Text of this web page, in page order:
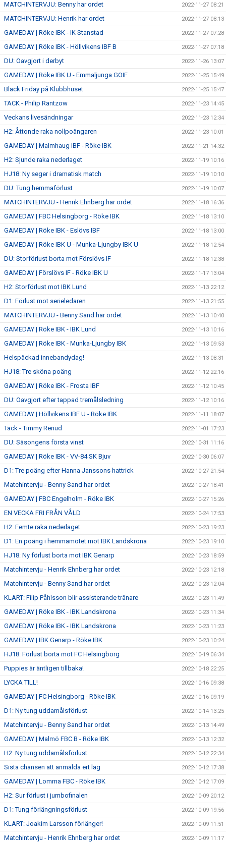
MATCHINTERVJU: Benny har ordet 2022-11-27 08:21
MATCHINTERVJU: Henrik har ordet 2022-11-27 08:13
GAMEDAY | Röke IBK - IK Stanstad 2022-11-27 07:28
GAMEDAY | Röke IBK - Höllvikens IBF B 2022-11-27 07:18
DU: Oavgjort i derbyt 2022-11-26 13:07
GAMEDAY | Röke IBK U - Emmaljunga GOIF 2022-11-25 15:49
Black Friday på Klubbhuset 2022-11-25 15:47
TACK - Philip Rantzow 2022-11-23 14:45
Veckans livesändningar 2022-11-23 12:34
H2: Åttonde raka nollpoängaren 2022-11-23 10:01
GAMEDAY | Malmhaug IBF - Röke IBK 2022-11-21 14:32
H2: Sjunde raka nederlaget 2022-11-19 10:16
HJ18: Ny seger i dramatisk match 2022-11-19 10:10
DU: Tung hemmaförlust 2022-11-19 10:07
MATCHINTERVJU - Henrik Ehnberg har ordet 2022-11-18 16:36
GAMEDAY | FBC Helsingborg - Röke IBK 2022-11-18 13:10
GAMEDAY | Röke IBK - Eslövs IBF 2022-11-18 13:00
GAMEDAY | Röke IBK U - Munka-Ljungby IBK U 2022-11-18 12:54
DU: Storförlust borta mot Förslövs IF 2022-11-18 12:38
GAMEDAY | Förslövs IF - Röke IBK U 2022-11-17 13:04
H2: Storförlust mot IBK Lund 2022-11-13 22:12
D1: Förlust mot serieledaren 2022-11-13 21:55
MATCHINTERVJU - Benny Sand har ordet 2022-11-13 10:40
GAMEDAY | Röke IBK - IBK Lund 2022-11-13 10:16
GAMEDAY | Röke IBK - Munka-Ljungby IBK 2022-11-13 09:53
Helspäckad innebandydag! 2022-11-13 08:31
HJ18: Tre sköna poäng 2022-11-12 22:16
GAMEDAY | Röke IBK - Frosta IBF 2022-11-12 10:45
DU: Oavgjort efter tappad tremålsledning 2022-11-12 10:16
GAMEDAY | Höllvikens IBF U - Röke IBK 2022-11-11 18:07
Tack - Timmy Renud 2022-11-01 17:23
DU: Säsongens första vinst 2022-10-31 11:16
GAMEDAY | Röke IBK - VV-84 SK Bjuv 2022-10-30 06:07
D1: Tre poäng efter Hanna Janssons hattrick 2022-10-27 21:54
Matchintervju - Benny Sand har ordet 2022-10-27 18:41
GAMEDAY | FBC Engelholm - Röke IBK 2022-10-27 15:26
EN VECKA FRI FRÅN VÅLD 2022-10-24 17:53
H2: Femte raka nederlaget 2022-10-23 19:23
D1: En poäng i hemmamötet mot IBK Landskrona 2022-10-23 19:10
HJ18: Ny förlust borta mot IBK Genarp 2022-10-23 18:59
Matchintervju - Henrik Ehnberg har ordet 2022-10-23 12:18
Matchintervju - Benny Sand har ordet 2022-10-23 12:04
KLART: Filip Påhlsson blir assisterande tränare 2022-10-23 11:49
GAMEDAY | Röke IBK - IBK Landskrona 2022-10-23 11:34
GAMEDAY | Röke IBK - IBK Landskrona 2022-10-23 11:23
GAMEDAY | IBK Genarp - Röke IBK 2022-10-23 10:24
HJ18: Förlust borta mot FC Helsingborg 2022-10-19 06:34
Puppies är äntligen tillbaka! 2022-10-18 22:25
LYCKA TILL! 2022-10-16 09:38
GAMEDAY | FC Helsingborg - Röke IBK 2022-10-16 09:19
D1: Ny tung uddamålsförlust 2022-10-14 13:25
Matchintervju - Benny Sand har ordet 2022-10-13 14:49
GAMEDAY | Malmö FBC B - Röke IBK 2022-10-13 12:32
H2: Ny tung uddamålsförlust 2022-10-12 22:34
Sista chansen att anmälda ert lag 2022-10-12 17:38
GAMEDAY | Lomma FBC - Röke IBK 2022-10-12 17:09
H2: Sur förlust i jumbofinalen 2022-10-09 20:12
D1: Tung förlängningsförlust 2022-10-09 19:56
KLART: Joakim Larsson förlänger! 2022-10-09 11:51
Matchintervju - Henrik Ehnberg har ordet 2022-10-09 11:17